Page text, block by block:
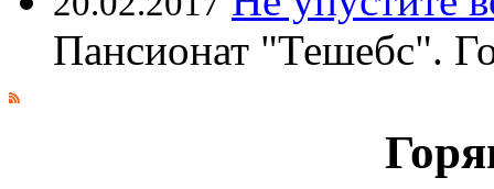
Пансионат "Тешебс".